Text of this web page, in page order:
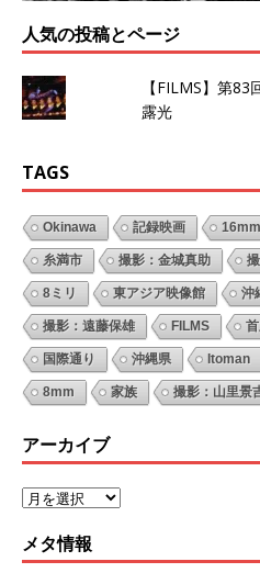
人気の投稿とページ
【FILMS】第
露光
TAGS
Okinawa 記録映画 16mm
糸満市 撮影：金城真助
8ミリ 東アジア映像館 沖
撮影：遠藤保雄 FILMS
国際通り 沖縄県 Itoman
8mm 家族 撮影：山里景
アーカイブ
メタ情報